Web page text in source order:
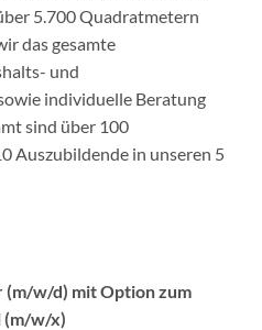
5.700 Quadratmetern
das gesamte
und
individuelle Beratung
sind über 100
Auszubildende in unseren 5
(m/w/d) mit Option zum
(m/w/x)